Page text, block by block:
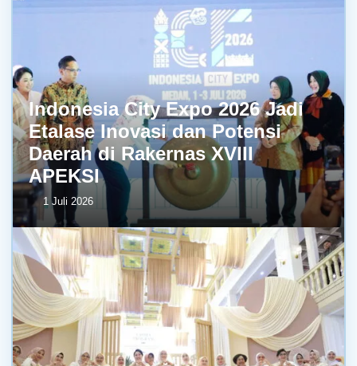
Indonesia City Expo 2026 Jadi
Etalase Inovasi dan Potensi
Daerah di Rakernas XVIII
APEKSI
1 Juli 2026